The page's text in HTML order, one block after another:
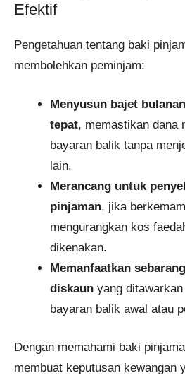
Efektif
Pengetahuan tentang baki
membolehkan peminjam:
Menyusun bajet
tepat, memastikan dana
bayaran balik tanpa
lain.​
Merancang untuk
pinjaman, jika
mengurangkan kos
dikenakan.
Memanfaatkan
diskaun yang
bayaran balik awal atau
Dengan memahami baki
membuat keputusan kewangan